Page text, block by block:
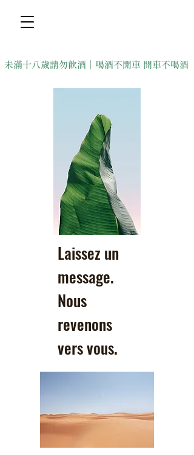
未滿十八歲請勿飲酒｜喝酒不開車 開車不喝酒
Laissez un
message.
Nous
revenons
vers vous.